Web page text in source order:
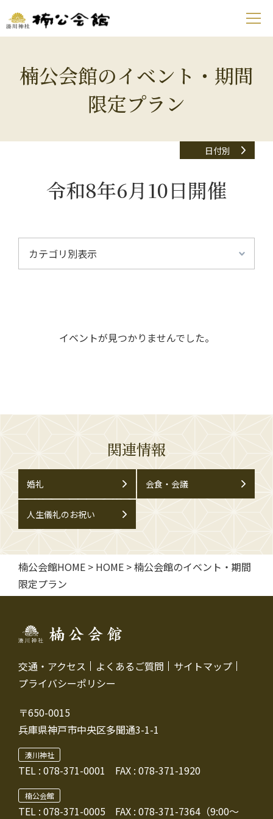
楠公会館のイベント・期間
限定プラン
日付別
令和8年6月10日開催
イベントが見つかりませんでした。
関連情報
婚礼 会食・会議
人生儀礼のお祝い
楠公会館HOME > HOME >楠公会館のイベント・期間
限定プラン
交通・アクセス よくあるご質問
サイトマップ
プライバシーポリシー
〒650-0015
兵庫県神戸市中央区多聞通3-1-1
湊川神社
TEL : 078-371-0001 FAX : 078-371-1920
楠公会館
TEL : 078-371-0005 FAX : 078-371-7364（9:00～